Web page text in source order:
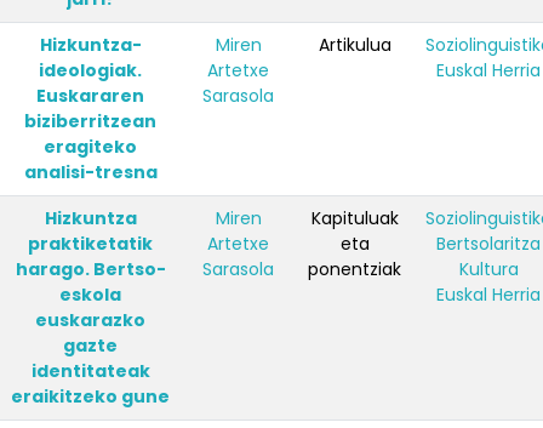
Hizkuntza-
ideologiak.
Euskararen
biziberritzean
eragiteko
analisi-tresna
Miren
Artetxe
Sarasola
Artikulua
Euskal Herria
Hizkuntza
praktiketatik
harago. Bertso-
eskola
euskarazko
gazte
identitateak
eraikitzeko gune
Miren
Artetxe
Sarasola
Kapituluak
eta
ponentziak
Bertsolaritza
Kultura
Euskal Herria